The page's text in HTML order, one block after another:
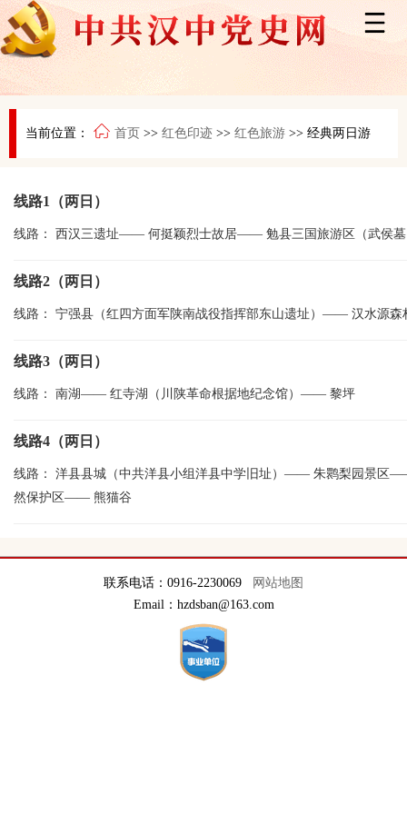
当前位置： 首页 >> 红色印迹 >> 红色旅游 >> 经典两日游
线路1（两日）
线路： 西汉三遗址—— 何挺颖烈士故居—— 勉县三国旅游区（武侯
线路2（两日）
线路： 宁强县（红四方面军陕南战役指挥部东山遗址） —— 汉水源森
线路3（两日）
线路： 南湖—— 红寺湖（川陕革命根据地纪念馆） —— 黎坪
线路4（两日）
线路： 洋县县城（中共洋县小组洋县中学旧址） —— 朱鹮梨园景区
然保护区—— 熊猫谷
联系电话：0916-2230069
网站地图
Email：hzdsban@163.com